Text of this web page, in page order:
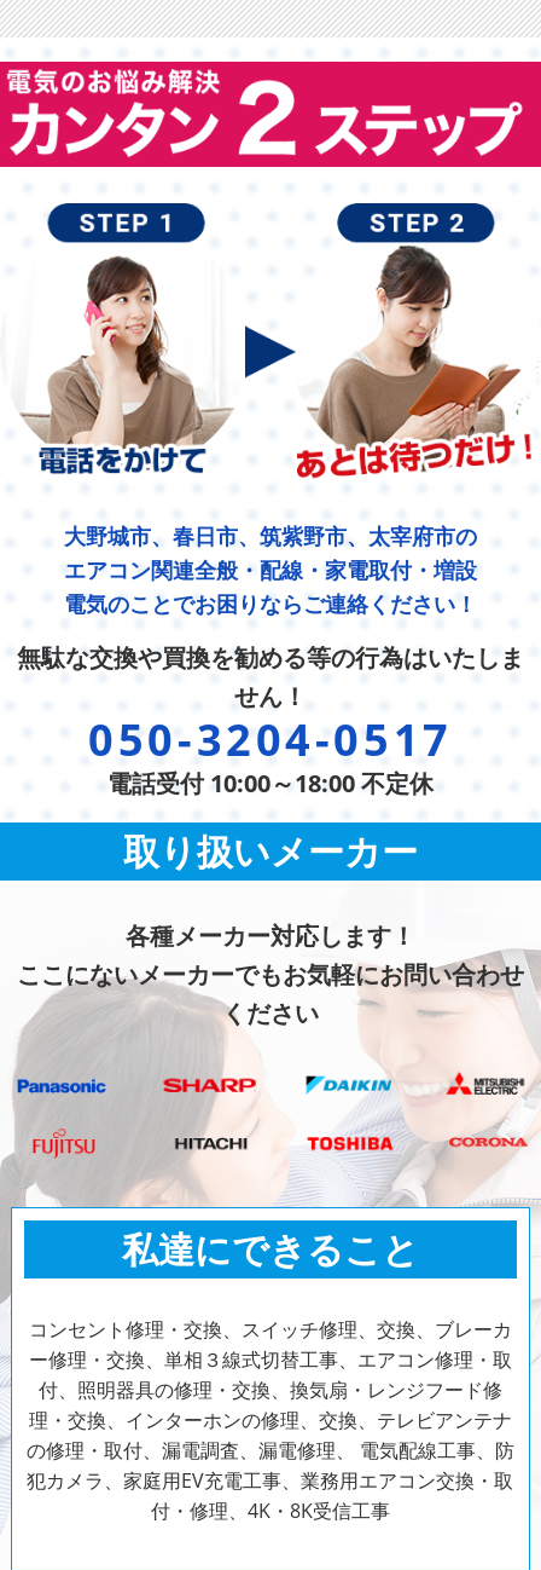
大野城市、春日市、筑紫野市、太宰府市の
エアコン関連全般・配線・家電取付・増設
電気のことでお困りならご連絡ください！
無駄な交換や買換を勧める等の行為はいたしま
せん！
050-3204-0517
電話受付 10:00～18:00 不定休
取り扱いメーカー
各種メーカー対応します！
ここにないメーカーでもお気軽にお問い合わせ
ください
私達にできること
コンセント修理・交換、スイッチ修理、交換、ブレーカ
ー修理・交換、単相３線式切替工事、エアコン修理・取
付、照明器具の修理・交換、換気扇・レンジフード修
理・交換、インターホンの修理、交換、テレビアンテナ
の修理・取付、漏電調査、漏電修理、 電気配線工事、防
犯カメラ、家庭用EV充電工事、業務用エアコン交換・取
付・修理、4K・8K受信工事